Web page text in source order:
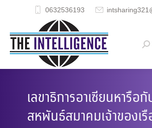
0632536193
เลขาธิการอาเซียนหารือ
สหพันธ์สมาคมเจ้าของเรื